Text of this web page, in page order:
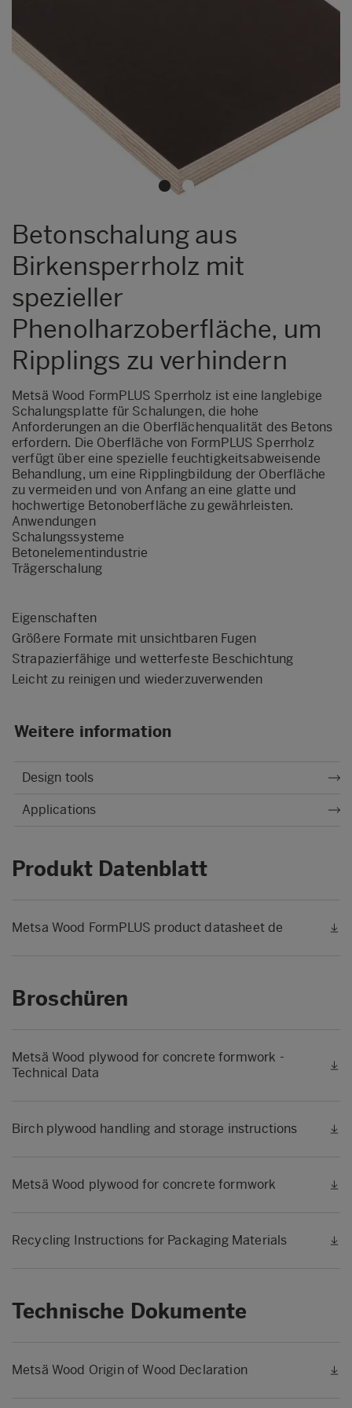
Metsä Wood Granit
Metsä Wood Integra
Metsä Wood KingSize
Metsä Wood Laser
Betonschalung aus
Birkensperrholz mit
spezieller
Phenolharzoberfläche, um
Ripplings zu verhindern
Metsä Wood FormPLUS Sperrholz ist eine langlebige
Schalungsplatte für Schalungen, die hohe
Anforderungen an die Oberflächenqualität des Betons
erfordern. Die Oberfläche von FormPLUS Sperrholz
verfügt über eine spezielle feuchtigkeitsabweisende
Behandlung, um eine Ripplingbildung der Oberfläche
zu vermeiden und von Anfang an eine glatte und
hochwertige Betonoberfläche zu gewährleisten.
Anwendungen
Schalungssysteme
Betonelementindustrie
Trägerschalung
Eigenschaften
Größere Formate mit unsichtbaren Fugen
Strapazierfähige und wetterfeste Beschichtung
Leicht zu reinigen und wiederzuverwenden
Weitere information
Design tools
Applications
Produkt Datenblatt
Metsa Wood FormPLUS product datasheet de
Broschüren
Metsä Wood plywood for concrete formwork -
Technical Data
Birch plywood handling and storage instructions
Metsä Wood plywood for concrete formwork
Recycling Instructions for Packaging Materials
Technische Dokumente
Metsä Wood Origin of Wood Declaration